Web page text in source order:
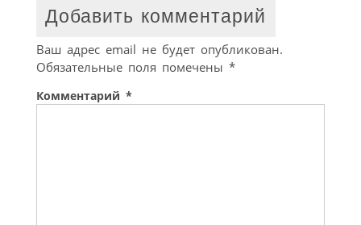
Добавить комментарий
Ваш адрес email не будет опубликован.
Обязательные поля помечены *
Комментарий *